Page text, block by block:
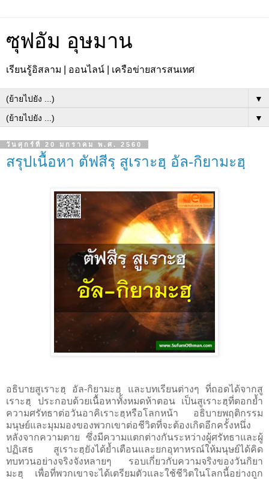
ซุฟอัม อุษมาน
เรียนรู้อิสลาม | ออนไลน์ | เครือข่ายสารสนเทศ
▼
▼
วันศุกร์ที่ 20 มกราคม พ.ศ. 2560
สรุปเนื้อหา ตัฟสีรฺ สูเราะฮฺ อัล-กิยามะฮฺ
อธิบายสูเราะฮฺ อัล-กิยามะฮฺ และบทเรียนต่างๆ ที่ถอดได้จากสู
เราะฮฺ ประกอบด้วยเนื้อหาทั้งหมดห้าตอน เป็นสูเราะฮฺที่ตอกย้ำ
ความศรัทธาต่อวันอาคิเราะฮฺหรือโลกหน้า อธิบายพฤติกรรม
มนุษย์และมุมมองของพวกเขาต่อชีวิตที่จะต้องเกิดอีกครั้งหนึ่ง
หลังจากความตาย ซึ่งมีความแตกต่างกันระหว่างผู้ศรัทธาและผู้
ปฏิเสธ สูเราะฮฺยังได้ย้ำเตือนและยกอุทาหรณ์ให้มนุษย์ได้คิด
ทบทวนอย่างจริงจังหลายๆ รอบเกี่ยวกับความจริงของวันกิยา
มะฮฺ เพื่อที่พวกเขาจะได้เตรียมตัวและใช้ชีวิตในโลกนี้อย่างถูก